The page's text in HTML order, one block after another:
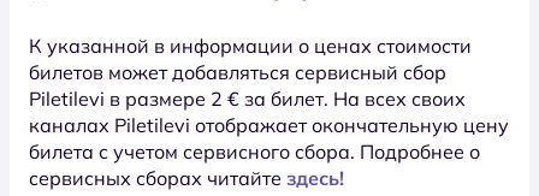
К указанной в информации о ценах стоимости
билетов может добавляться сервисный сбор
Piletilevi в размере 2 € за билет. На всех своих
каналах Piletilevi отображает окончательную цену
билета с учетом сервисного сбора. Подробнее о
сервисных сборах читайте здесь!